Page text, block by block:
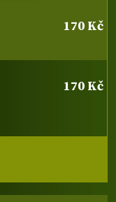
170 Kč
170 Kč